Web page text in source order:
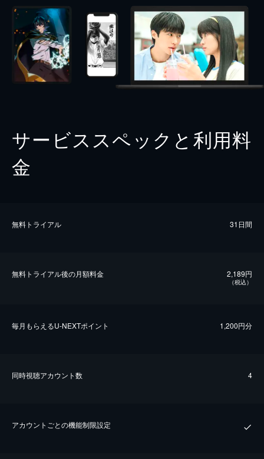
サービススペックと利用料
金
無料トライアル 31日間
無料トライアル後の⽉額料金 2,189円
（税込）
毎⽉もらえるU-NEXTポイント 1,200円分
同時視聴アカウント数 4
アカウントごとの機能制限設定